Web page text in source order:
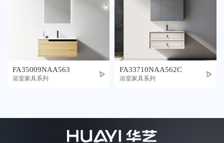
FA35009NAA563
浴室家具系列
FA33710NAA562C
浴室家具系列